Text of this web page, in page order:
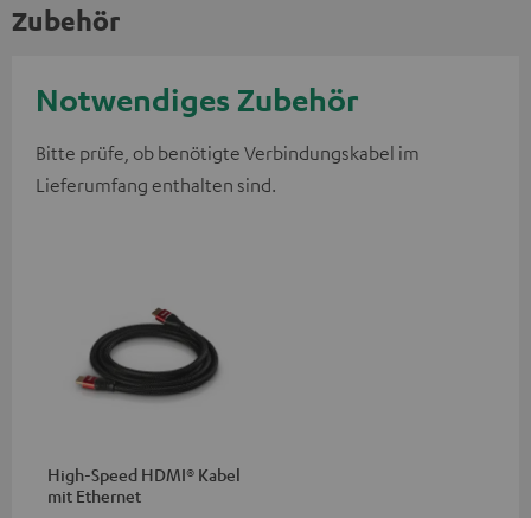
Zubehör
Notwendiges Zubehör
Bitte prüfe, ob benötigte Verbindungskabel im
Lieferumfang enthalten sind.
High-Speed HDMI® Kabel
mit Ethernet